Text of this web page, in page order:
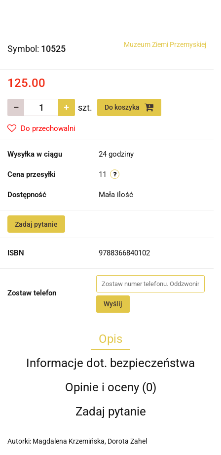
Symbol: 10525 Muzeum Ziemi Przemyskiej
125.00
szt. Do koszyka
Do przechowalni
Wysyłka w ciągu 24 godziny
Cena przesyłki 11
Dostępność Mała ilość
Zadaj pytanie
ISBN 9788366840102
Zostaw telefon
Wyślij
Opis
Informacje dot. bezpieczeństwa
Opinie i oceny (0)
Zadaj pytanie
Autorki: Magdalena Krzemińska, Dorota Zahel